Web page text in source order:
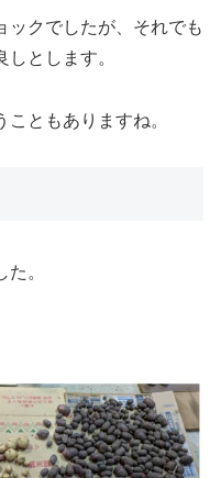
ックでしたが、それでも
とします。
ともありますね。
。